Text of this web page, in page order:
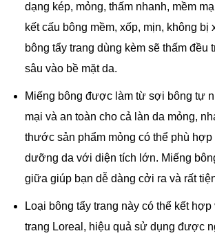
dạng kép, mỏng, thấm nhanh, mềm
kết cấu bông mềm, xốp, mịn, không bị
bông tẩy trang dùng kèm sẽ thấm đều
sâu vào bề mặt da.
Miếng bông được làm từ sợi bông tự
mại và an toàn cho cả làn da mỏng,
thước sản phẩm mỏng có thể phù hợp
dưỡng da với diện tích lớn. Miếng
giữa giúp bạn dễ dàng cởi ra và rất
Loại bông tẩy trang này có thể kết
trang Loreal, hiệu quả sử dụng được